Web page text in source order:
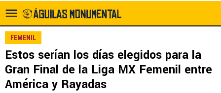
FEMENIL
Estos serían los días elegidos para la
Gran Final de la Liga MX Femenil entre
América y Rayadas